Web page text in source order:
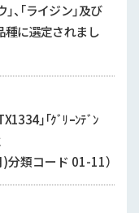
、「ライジン」及び
種に選定されまし
」「ｸﾞﾘｰﾝﾃﾞﾝ
分類コード 01-11）